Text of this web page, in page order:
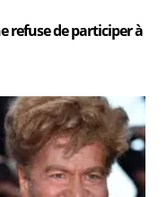
refuse de participer à